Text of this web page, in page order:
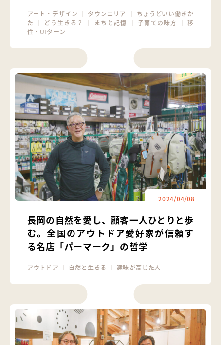
アート・デザイン ｜ タウンエリア ｜ ちょうどいい働きか
た
｜ どう生きる？ ｜ まちと記憶 ｜子育ての味方 ｜移
住・UIターン
2024/04/08
長岡の自然を愛し、顧客一人ひとりと歩
む。全国のアウトドア愛好家が信頼す
る名店「パーマーク」の哲学
アウトドア ｜ 自然と生きる ｜ 趣味が高じた人